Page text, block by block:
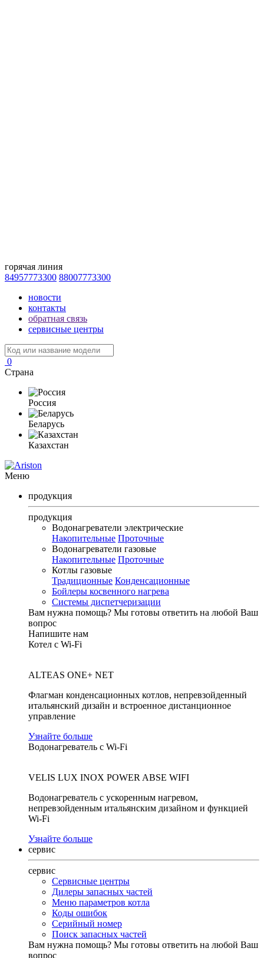
горячая линия
84957773300 88007773300
новости
контакты
обратная связь
сервисные центры
0
Страна
Россия
Беларусь
Казахстан
Меню
продукция
продукция
Водонагреватели электрические
Накопительные Проточные
Водонагреватели газовые
Накопительные Проточные
Котлы газовые
Традиционные Конденсационные
Бойлеры косвенного нагрева
Системы диспетчеризации
Вам нужна помощь? Мы готовы ответить на любой Ваш
вопрос
Напишите нам
Котел с Wi-Fi
ALTEAS ONE+ NET
Флагман конденсационных котлов, непревзойденный
итальянский дизайн и встроенное дистанционное
управление
Узнайте больше
Водонагреватель с Wi-Fi
VELIS LUX INOX POWER ABSE WIFI
Водонагреватель с ускоренным нагревом,
непревзойденным итальянским дизайном и функцией
Wi-Fi
Узнайте больше
сервис
сервис
Сервисные центры
Дилеры запасных частей
Меню параметров котла
Коды ошибок
Серийный номер
Поиск запасных частей
Вам нужна помощь? Мы готовы ответить на любой Ваш
вопрос